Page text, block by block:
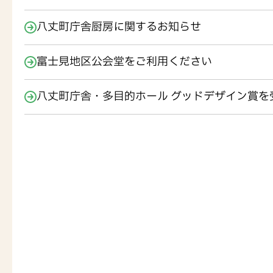
八丈町庁舎厨房に関するお知らせ
富士見地区公会堂をご利用ください
八丈町庁舎・多目的ホール グッドデザイン賞を